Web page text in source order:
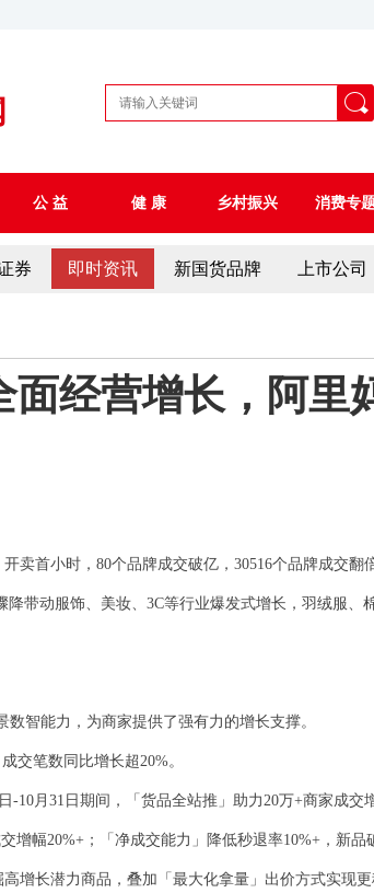
公 益 健 康 乡村振兴 消费专
券 即时资讯 新国货品牌 上市公司
经营增长，阿里
首小时，80个品牌成交破亿，30516个品牌成交翻
动服饰、美妆、3C等行业爆发式增长，羽绒服、
能力，为商家提供了强有力的增长支撑。
笔数同比增长超20%。
10月31日期间，「货品全站推」助力20万+商家成
幅20%+；「净成交能力」降低秒退率10%+，新品
长潜力商品，叠加「最大化拿量」出价方式实现